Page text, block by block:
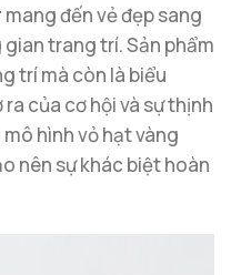
mang đến vẻ đẹp sang
trang trí. Sản phẩm
trí mà còn là biểu
của cơ hội và sự thịnh
hình vỏ hạt vàng
nên sự khác biệt hoàn